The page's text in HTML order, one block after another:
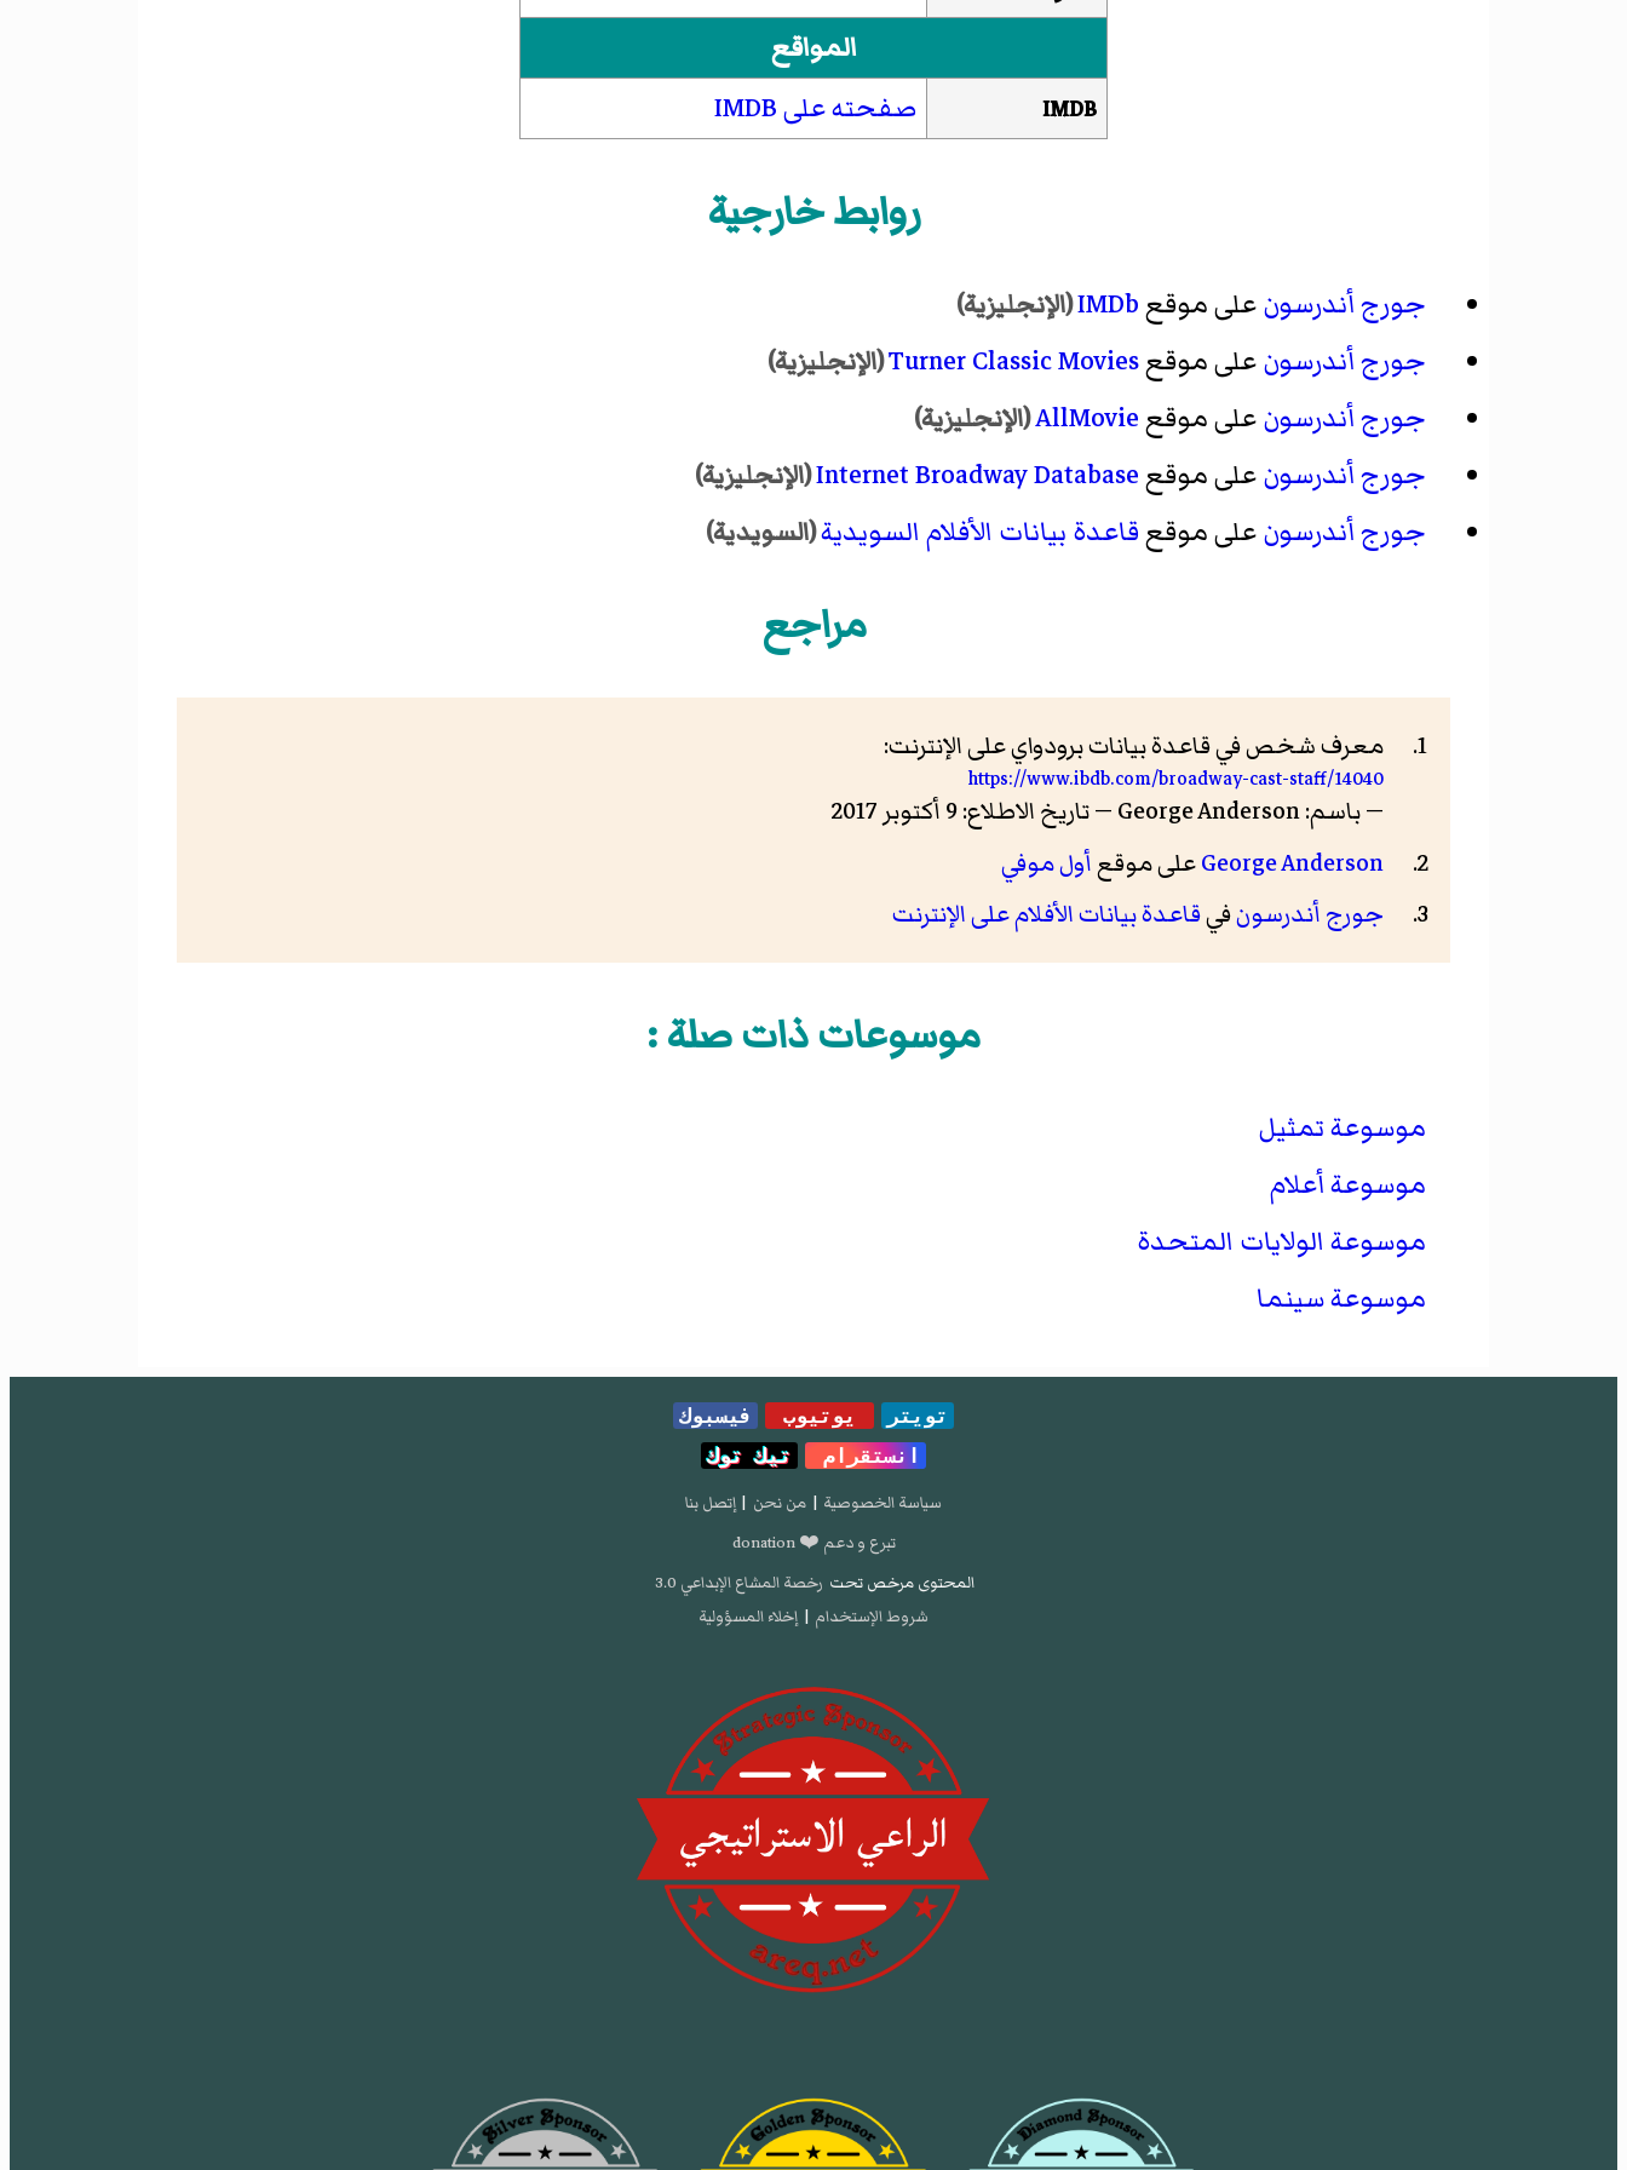
المواقع
IMDB صفحته على IMDB
روابط خارجية
جورج أندرسونعلى موقعIMDb(الإنجليزية)
جورج أندرسونعلى موقعTurner Classic Movies(الإنجليزية)
جورج أندرسونعلى موقعAllMovie(الإنجليزية)
جورج أندرسونعلى موقعInternet Broadway Database(الإنجليزية)
جورج أندرسونعلى موقعقاعدة بيانات الأفلام السويدية(السويدية)
مراجع
معرف شخص في قاعدة بيانات برودواي على الإنترنت:
https://www.ibdb.com/broadway-cast-staff/14040
— باسم: George Anderson — تاريخ الاطلاع: 9 أكتوبر 2017
George Andersonعلى موقع أول موفي
جورج أندرسونفيقاعدة بيانات الأفلام على الإنترنت
موسوعات ذات صلة :
موسوعة تمثيل
موسوعة أعلام
موسوعة الولايات المتحدة
موسوعة سينما
تويتر يوتيوب
فيسبوك
انستقرام
تيك توك
سياسة الخصوصية | من نحن | إتصل بنا
تبرع و دعم ❤️ donation
المحتوى مرخص تحت رخصة المشاع الإبداعي 3.0
شروط الإستخدام | إخلاء المسؤولية